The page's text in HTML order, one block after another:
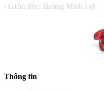
- Giám đốc: Hoàng Minh Lợi
Thông tin